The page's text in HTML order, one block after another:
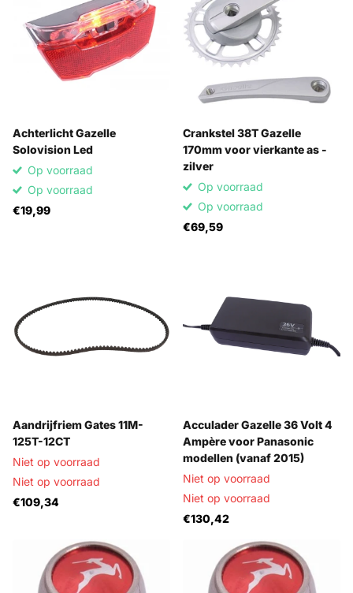
Achterlicht Gazelle
Solovision Led
Op voorraad
Op voorraad
€19,99
Crankstel 38T Gazelle
170mm voor vierkante as -
zilver
Op voorraad
Op voorraad
€69,59
Aandrijfriem Gates 11M-
125T-12CT
Niet op voorraad
Niet op voorraad
€109,34
Acculader Gazelle 36 Volt 4
Ampère voor Panasonic
modellen (vanaf 2015)
Niet op voorraad
Niet op voorraad
€130,42